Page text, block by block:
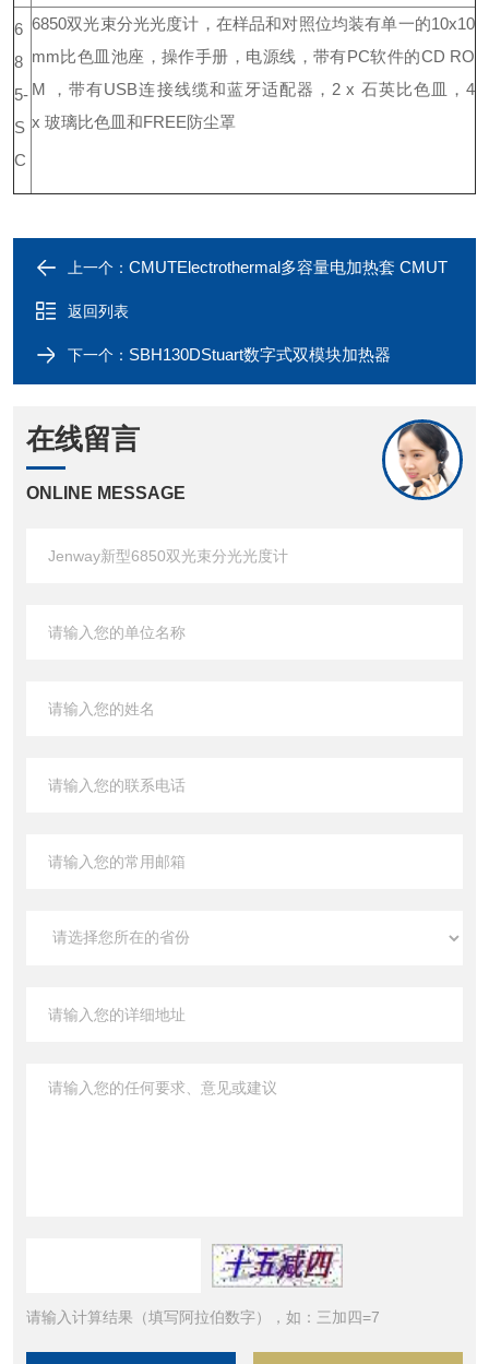
6
8
5-
S
C
6850双光束分光光度计，在样品和对照位均装有单一的10x10
mm比色皿池座，操作手册，电源线，带有PC软件的CD RO
M ，带有USB连接线缆和蓝牙适配器，2 x 石英比色皿，4
x 玻璃比色皿和FREE防尘罩
上一个： CMUTElectrothermal多容量电加热套 CMUT
返回列表
下一个： SBH130DStuart数字式双模块加热器
在线留言
ONLINE MESSAGE
请输入计算结果（填写阿拉伯数字），如：三加四=7